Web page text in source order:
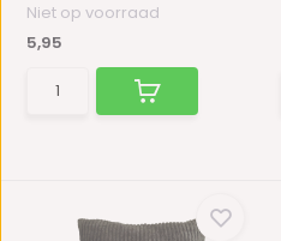
Niet op voorraad
5,95